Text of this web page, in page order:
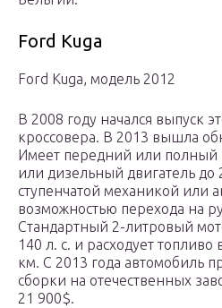
Ford Kuga
Ford Kuga, модель 2012
В 2008 году начался выпуск
кроссовера. В 2013 вышла
Имеет передний или
или дизельный двигатель
ступенчатой механикой или
возможностью перехода на
Стандартный 2-литровый
140 л. с. и расходует топливо
км. С 2013 года автомобиль
сборки на отечественных
21 900$.